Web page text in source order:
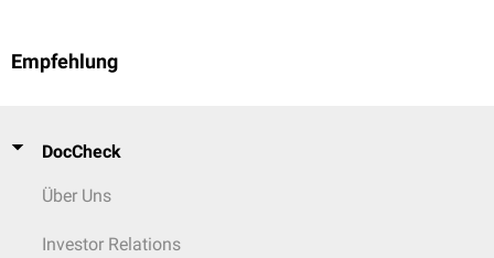
Empfehlung
DocCheck
Über Uns
Investor Relations